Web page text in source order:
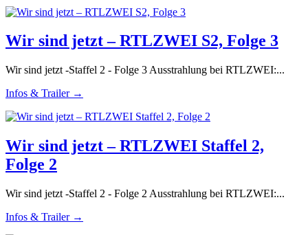
Wir sind jetzt – RTLZWEI S2, Folge 3
Wir sind jetzt -Staffel 2 - Folge 3 Ausstrahlung bei RTLZWEI:...
Infos & Trailer →
Wir sind jetzt – RTLZWEI Staffel 2,
Folge 2
Wir sind jetzt -Staffel 2 - Folge 2 Ausstrahlung bei RTLZWEI:...
Infos & Trailer →